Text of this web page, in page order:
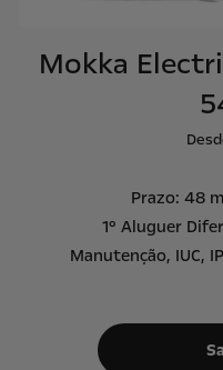
Mokka
Prazo: 48
1º Aluguer
Manutenção, IUC,